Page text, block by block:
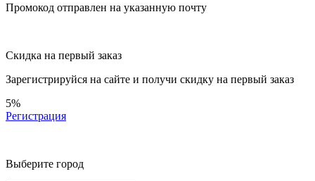
Промокод отправлен на указанную почту
Скидка на первый заказ
Зарегистрируйся на сайте и получи скидку на первый заказ
5%
Регистрация
Выберите город